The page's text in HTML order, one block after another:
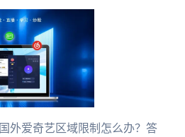
外爱奇艺区域限制怎么办？答